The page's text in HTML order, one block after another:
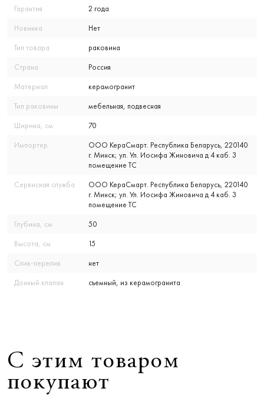
Гарантия 2 года
Новинка Нет
Тип товара раковина
Страна Россия
Материал керамогранит
Тип раковины мебельная, подвесная
Ширина, см 70
Импортер
ООО КераСмарт. Республика Беларусь, 220140
г. Минск; ул. Ул. Иосифа Жиновича д 4 каб. 3
помещение ТС
Сервисная служба
ООО КераСмарт. Республика Беларусь, 220140
г. Минск; ул. Ул. Иосифа Жиновича д 4 каб. 3
помещение ТС
Глубина, см 50
Высота, см 15
Слив-перелив нет
Донный клапан съемный, из керамогранита
С этим товаром
покупают